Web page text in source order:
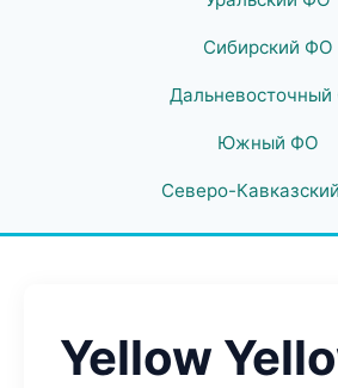
Сибирский ФО
Южный ФО
Северо-
Yellow